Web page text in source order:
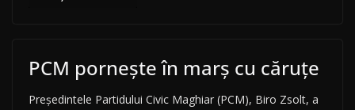
PCM pornește în marș cu căruțe
Preşedintele Partidului Civic Maghiar (PCM), Biro Zsolt, a